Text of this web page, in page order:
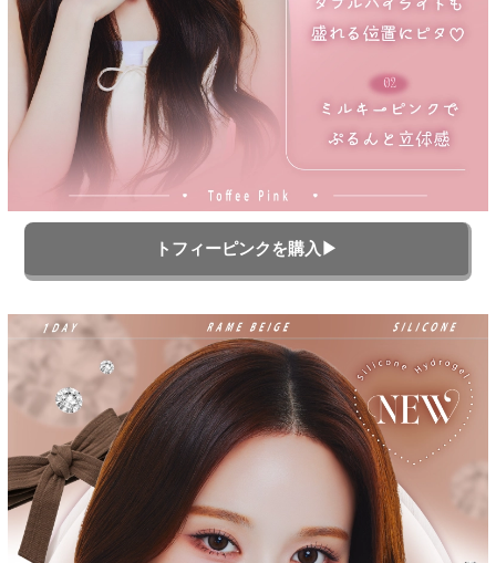
トフィーピンクを購入▶